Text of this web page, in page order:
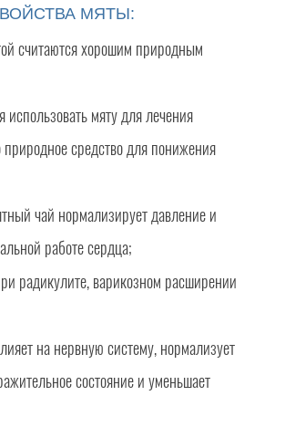
МЯТЫ:
считаются хорошим природным
использовать мяту для лечения
природное средство для понижения
чай нормализирует давление и
работе сердца;
радикулите, варикозном расширении
на нервную систему, нормализует
состояние и уменьшает